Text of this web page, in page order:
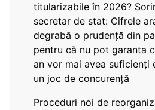
titularizabile în 2026?
secretar de stat: Cifrele
degrabă o prudență din
pentru că nu pot garanta
an vor mai avea suficienți
un joc de concurență
Proceduri noi de